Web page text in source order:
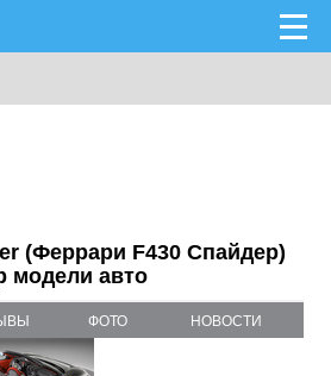
(Феррари F430 Спайдер)
модели авто
ФОТО НОВОСТИ